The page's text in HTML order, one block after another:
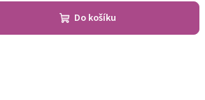
Do košíku